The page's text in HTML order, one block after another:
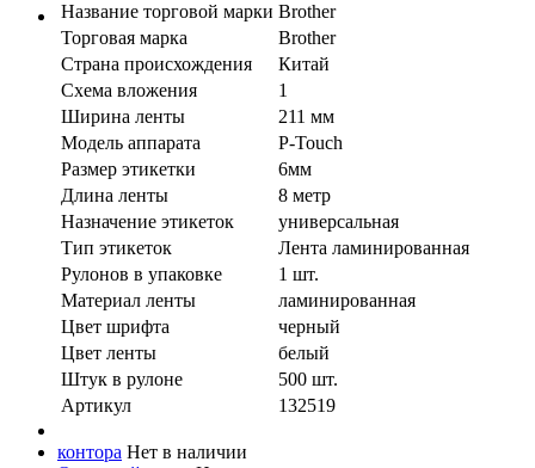
Название торговой марки Brother
Торговая марка
Brother
Страна происхождения
Китай
Схема вложения
1
Ширина ленты
211 мм
Модель аппарата
P-Touch
Размер этикетки
6мм
Длина ленты
8 метр
Назначение этикеток
универсальная
Тип этикеток
Лента ламинированная
Рулонов в упаковке
1 шт.
Материал ленты
ламинированная
Цвет шрифта
черный
Цвет ленты
белый
Штук в рулоне
500 шт.
Артикул
132519
контора Нет в наличии